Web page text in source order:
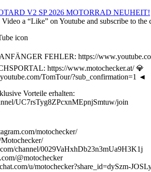
V2 SP 2026 MOTORRAD NEUHEIT!
a “Like” on Youtube and subscribe to the
FEHLER: https://
https://www.motochecker.at/ 💎
TomTour/?sub_confirmation=1 ◄
Vorteile erhalten:
UC7rsTyg8ZPcxnMEpnjSmtuw/join
motochecker/
channel/0029VaHxhDb23n3mUa9H3K1j
@motochecker
u/motochecker?share_id=dySzm-